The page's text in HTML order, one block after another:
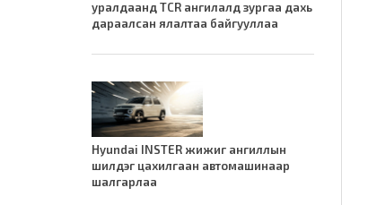
уралдаанд TCR ангилалд зургаа дахь
дараалсан ялалтаа байгууллаа
Hyundai INSTER жижиг ангиллын
шилдэг цахилгаан автомашинаар
шалгарлаа